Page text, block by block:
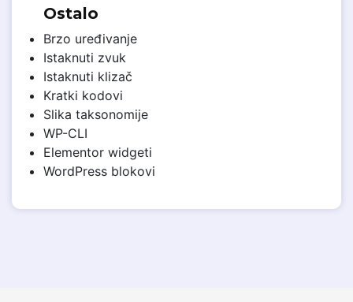
Ostalo
Brzo uređivanje
Istaknuti zvuk
Istaknuti klizač
Kratki kodovi
Slika taksonomije
WP-CLI
Elementor widgeti
WordPress blokovi